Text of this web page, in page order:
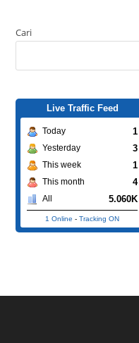
Cari
Live Traffic Feed
Today 1
Yesterday 3
This week 1
This month 4
All 5.060K
1 Online -Tracking ON